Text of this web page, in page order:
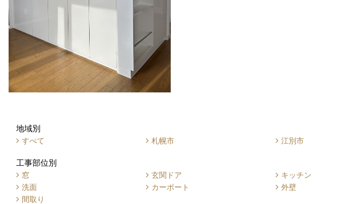
地域別
すべて
札幌市 江別市
工事部位別
窓
玄関ドア キッチン
洗面
カーポート 外壁
間取り